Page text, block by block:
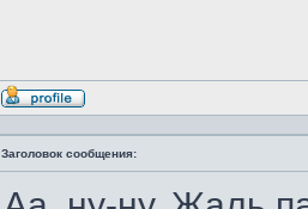
Профиль
Заголовок сообщения: